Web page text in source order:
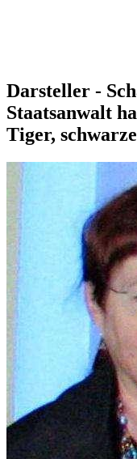
Darsteller -
Staatsanwalt
Tiger,